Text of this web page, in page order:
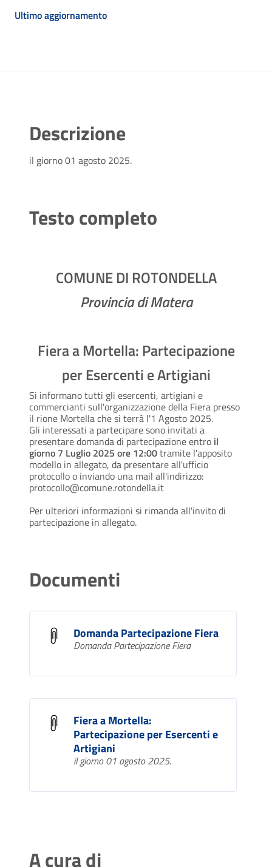
Ultimo aggiornamento
Descrizione
il giorno 01 agosto 2025.
Testo completo
COMUNE DI ROTONDELLA
Provincia di Matera
Fiera a Mortella: Partecipazione
per Esercenti e Artigiani
Si informano tutti gli esercenti, artigiani e
commercianti sull'organizzazione della Fiera presso
il rione Mortella che si terrà l'1 Agosto 2025.
Gli interessati a partecipare sono invitati a
presentare domanda di partecipazione entro il
giorno 7 Luglio 2025 ore 12:00tramite l'apposito
modello in allegato, da presentare all'ufficio
protocollo o inviando una mail all'indirizzo:
protocollo@comune.rotondella.it
Per ulteriori informazioni si rimanda all'invito di
partecipazione in allegato.
Documenti
Domanda Partecipazione Fiera
Domanda Partecipazione Fiera
Fiera a Mortella:
Partecipazione per Esercenti e
Artigiani
il giorno 01 agosto 2025.
A cura di